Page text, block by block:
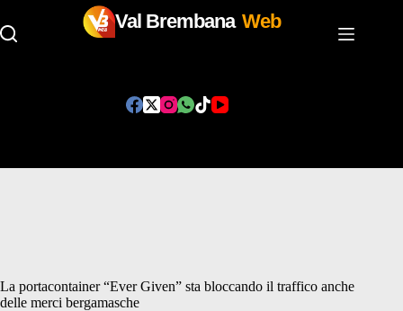
Val Brembana Web
La portacontainer “Ever Given” sta bloccando il traffico anche
delle merci bergamasche